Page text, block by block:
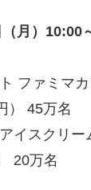
月）10:00
ファミマカ
） 45万名
イスクリ
20万名